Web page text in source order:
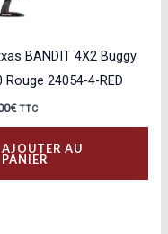
BANDIT 4X2 Buggy
Rouge 24054-4-RED
€ TTC
AJOUTER AU
PANIER